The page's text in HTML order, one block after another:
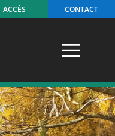
ACCÈS CONTACT